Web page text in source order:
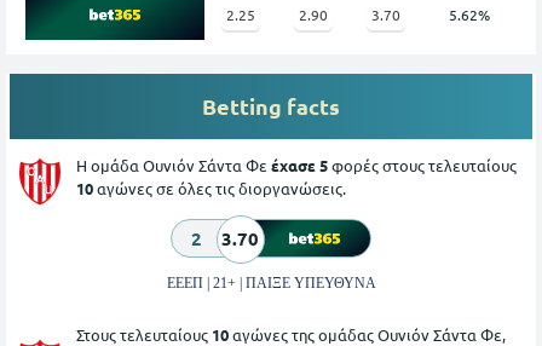
2.25 2.90 3.70 5.62%
Betting facts
Η ομάδα Ουνιόν Σάντα Φε έχασε 5φορές στους τελευταίους
10αγώνες σε όλες τις διοργανώσεις.
2 3.70
ΕΕΕΠ | 21+ | ΠΑΙΞΕ ΥΠΕΥΘΥΝΑ
Στους τελευταίους 10αγώνες της ομάδας Ουνιόν Σάντα Φε,